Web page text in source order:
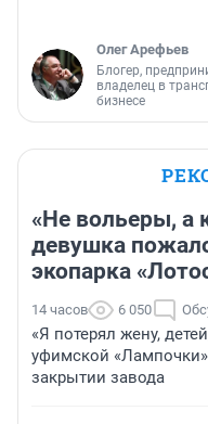
Олег Арефьев
Блогер,
владелец в
бизнесе
«Не вольеры, а
девушка
экопарка
14 часов 6 050
«Я потерял жену,
уфимской
закрытии завода